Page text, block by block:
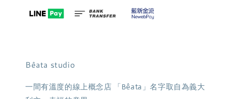
Bêata studio
一間有溫度的線上概念店 「Bêata」名字取自為義大